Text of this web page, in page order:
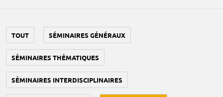
TOUT SÉMINAIRES GÉNÉRAUX
SÉMINAIRES THÉMATIQUES
SÉMINAIRES INTERDISCIPLINAIRES